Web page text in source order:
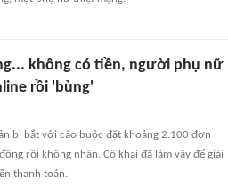
không có tiền, người phụ nữ
rồi 'bùng'
bị bắt với cáo buộc đặt khoảng 2.100 đơn
rồi không nhận. Cô khai đã làm vậy để giải
thanh toán.